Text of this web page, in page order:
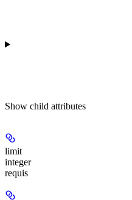
Show child attributes
limit
integer
requis